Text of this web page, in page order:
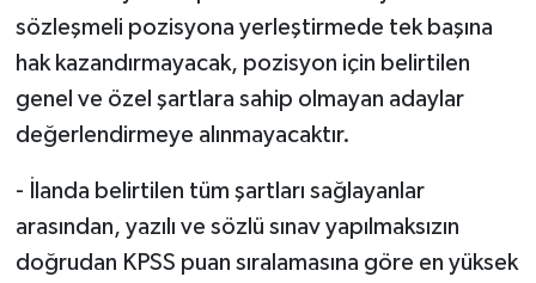
sözleşmeli pozisyona yerleştirmede tek başına
hak kazandırmayacak, pozisyon için belirtilen
genel ve özel şartlara sahip olmayan adaylar
değerlendirmeye alınmayacaktır.
- İlanda belirtilen tüm şartları sağlayanlar
arasından, yazılı ve sözlü sınav yapılmaksızın
doğrudan KPSS puan sıralamasına göre en yüksek